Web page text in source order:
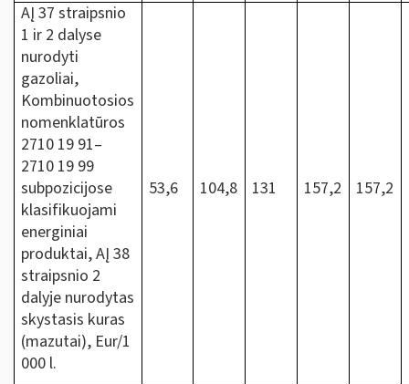
AĮ 37 straipsnio
1 ir 2 dalyse
nurodyti
gazoliai,
Kombinuotosios
nomenklatūros
2710 19 91‒
2710 19 99
subpozicijose
klasifikuojami
energiniai
produktai, AĮ 38
straipsnio 2
dalyje nurodytas
skystasis kuras
(mazutai), Eur/1
000 l.
53,6 104,8 131 157,2 157,2